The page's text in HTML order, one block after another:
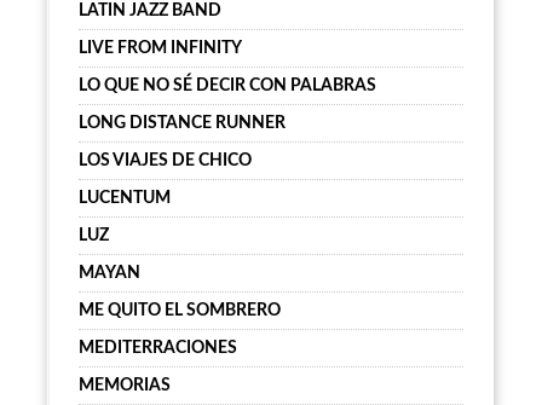
LATIN JAZZ BAND
LIVE FROM INFINITY
LO QUE NO SÉ DECIR CON PALABRAS
LONG DISTANCE RUNNER
LOS VIAJES DE CHICO
LUCENTUM
LUZ
MAYAN
ME QUITO EL SOMBRERO
MEDITERRACIONES
MEMORIAS